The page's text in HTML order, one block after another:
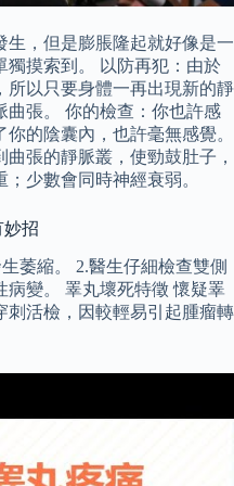
，但是膨脹隆起就好像是一
獨摸索到。 以防再犯：由於
所以只要身體一再出現新的靜
曲張。 你的檢查：你也許感
的陰囊內，也許毫無感覺。
張的靜脈叢，使勁鼓肚子，
少數會同時神經衰弱。
妙招
萎縮。 2.醫生仔細檢查雙側
病變。 睪丸壞死特徵 懷疑睪
刺活檢，因較輕易引起腫瘤轉